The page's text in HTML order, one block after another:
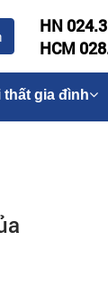
HN
HCM
thất gia đình